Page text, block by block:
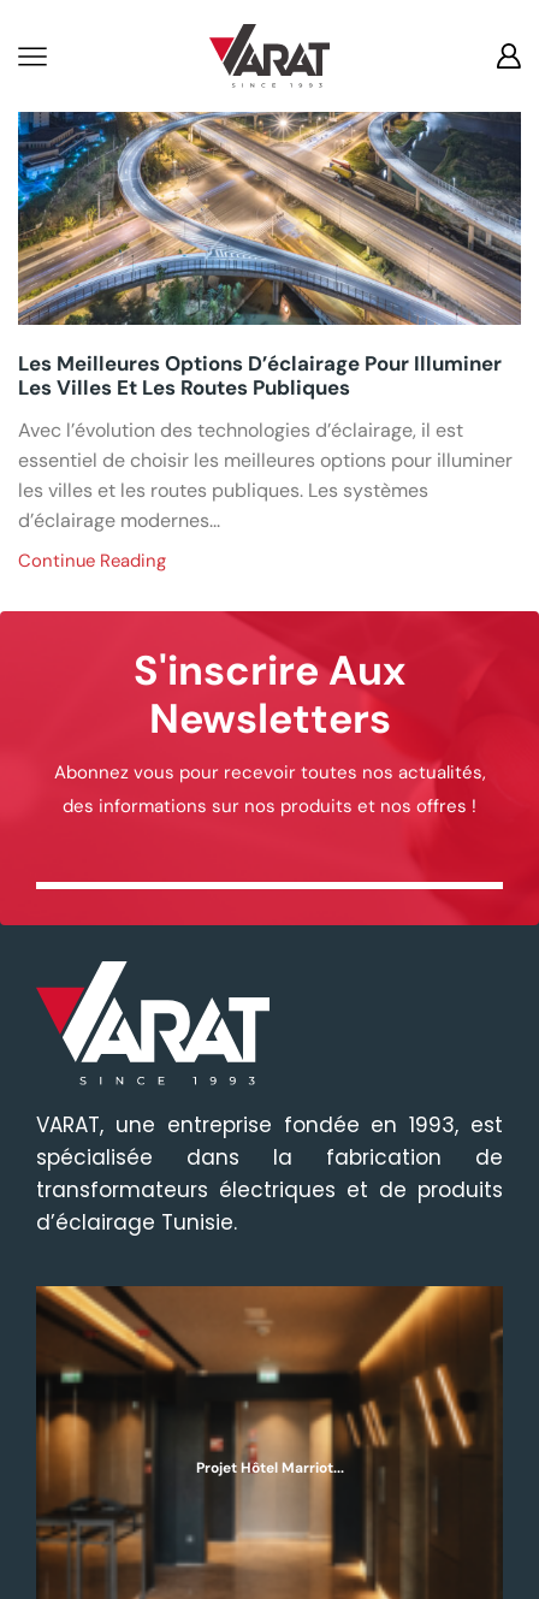
Conseils
Les Meilleures Options D’éclairage Pour Illuminer
Les Villes Et Les Routes Publiques
Avec l’évolution des technologies d’éclairage, il est
essentiel de choisir les meilleures options pour illuminer
les villes et les routes publiques. Les systèmes
d’éclairage modernes...
Continue Reading
S'inscrire Aux
Newsletters
Abonnez vous pour recevoir toutes nos actualités,
des informations sur nos produits et nos offres !
VARAT, une entreprise fondée en 1993, est
spécialisée dans la fabrication de
transformateurs électriques et de produits
d’éclairage Tunisie.
Projet Hôtel Marriot...